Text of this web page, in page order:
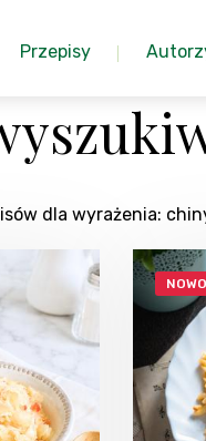
Przepisy
dla wyrażenia: